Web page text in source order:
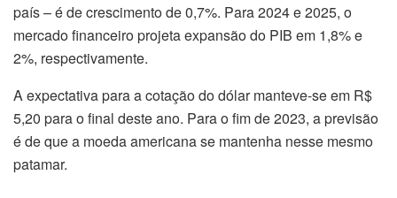
país – é de crescimento de 0,7%. Para 2024 e 2025, o
mercado financeiro projeta expansão do PIB em 1,8% e
2%, respectivamente.
A expectativa para a cotação do dólar manteve-se em R$
5,20 para o final deste ano. Para o fim de 2023, a previsão
é de que a moeda americana se mantenha nesse mesmo
patamar.